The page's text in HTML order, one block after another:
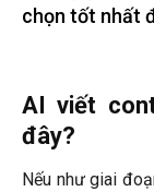
chọn tốt nhất
AI viết
đây?
Nếu như giai